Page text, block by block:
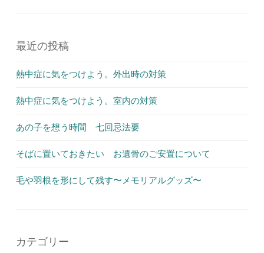
最近の投稿
熱中症に気をつけよう。外出時の対策
熱中症に気をつけよう。室内の対策
あの子を想う時間 七回忌法要
そばに置いておきたい お遺骨のご安置について
毛や羽根を形にして残す〜メモリアルグッズ〜
カテゴリー